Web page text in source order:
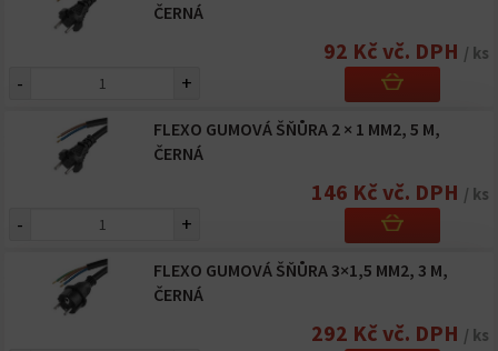
ČERNÁ
92 Kč vč. DPH / ks
- +
FLEXO GUMOVÁ ŠŇŮRA 2 × 1 MM2, 5 M,
ČERNÁ
146 Kč vč. DPH / ks
- +
FLEXO GUMOVÁ ŠŇŮRA 3×1,5 MM2, 3 M,
ČERNÁ
292 Kč vč. DPH / ks